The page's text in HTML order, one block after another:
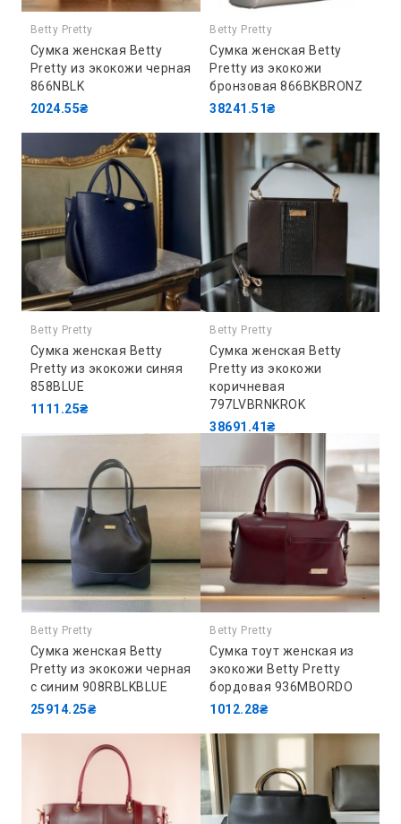
Betty Pretty
Сумка женская Betty
Pretty из экокожи черная
866NBLK
2024.55₴
Betty Pretty
Сумка женская Betty
Pretty из экокожи
бронзовая 866BKBRONZ
38241.51₴
Betty Pretty
Сумка женская Betty
Pretty из экокожи синяя
858BLUE
1111.25₴
Betty Pretty
Сумка женская Betty
Pretty из экокожи
коричневая
797LVBRNKROK
38691.41₴
Betty Pretty
Сумка женская Betty
Pretty из экокожи черная
с синим 908RBLKBLUE
25914.25₴
Betty Pretty
Сумка тоут женская из
экокожи Betty Pretty
бордовая 936MBORDO
1012.28₴